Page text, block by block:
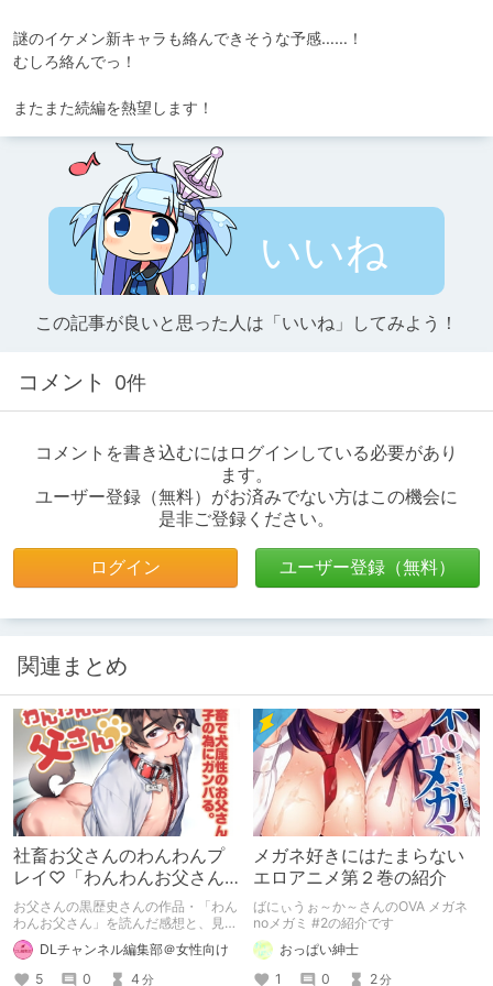
謎のイケメン新キャラも絡んできそうな予感……！
むしろ絡んでっ！
またまた続編を熱望します！
いいね
この記事が良いと思った人は「いいね」してみよう！
コメント 0件
コメントを書き込むにはログインしている必要があり
ます。
ユーザー登録（無料）がお済みでない方はこの機会に
是非ご登録ください。
ログイン ユーザー登録（無料）
関連まとめ
社畜お父さんのわんわんプ
レイ♡「わんわんお父さん/
お父さんの黒歴史」
お父さんの黒歴史さんの作品・「わん
わんお父さん」を読んだ感想と、見ど
ころを紹介します！
DLチャンネル編集部＠女性向け
5
0 4 分
メガネ好きにはたまらない
エロアニメ第２巻の紹介
ばにぃうぉ～か～さんのOVA メガネ
noメガミ #2の紹介です
おっぱい紳士
1
0 2分